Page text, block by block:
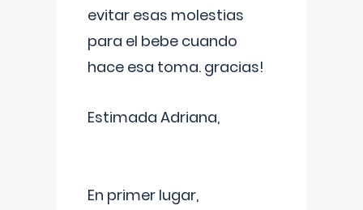
evitar esas molestias
para el bebe cuando
hace esa toma. gracias!
Estimada Adriana,
En primer lugar,